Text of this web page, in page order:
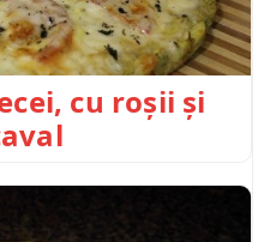
cu roșii și